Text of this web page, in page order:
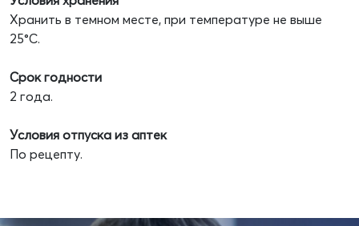
Хранить в темном месте, при температуре не выше
25°С.
Срок годности
2 года.
Условия отпуска из аптек
По рецепту.